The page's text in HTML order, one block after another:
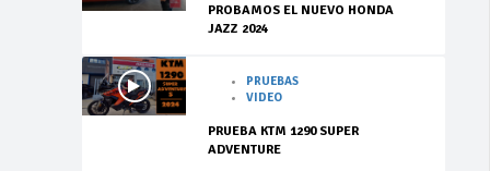
PROBAMOS EL NUEVO HONDA
JAZZ 2024
PRUEBAS
VIDEO
PRUEBA KTM 1290 SUPER
ADVENTURE